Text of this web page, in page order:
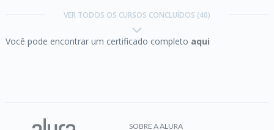
VER TODOS OS CURSOS CONCLUÍDOS (40)
Você pode encontrar um certificado completo aqui
SOBRE A ALURA